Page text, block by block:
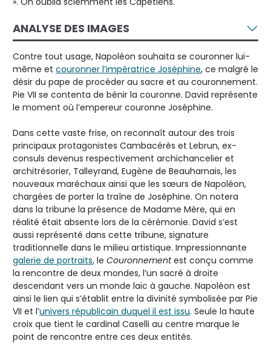
ANALYSE DES IMAGES
Contre tout usage, Napoléon souhaita se couronner lui-
même et couronner l’impératrice Joséphine, ce malgré le
désir du pape de procéder au sacre et au couronnement.
Pie VII se contenta de bénir la couronne. David représente
le moment où l’empereur couronne Joséphine.
Dans cette vaste frise, on reconnaît autour des trois
principaux protagonistes Cambacérès et Lebrun, ex-
consuls devenus respectivement archichancelier et
architrésorier, Talleyrand, Eugène de Beauharnais, les
nouveaux maréchaux ainsi que les sœurs de Napoléon,
chargées de porter la traîne de Joséphine. On notera
dans la tribune la présence de Madame Mère, qui en
réalité était absente lors de la cérémonie. David s’est
aussi représenté dans cette tribune, signature
traditionnelle dans le milieu artistique. Impressionnante
galerie de portraits, le Couronnementest conçu comme
la rencontre de deux mondes, l’un sacré à droite
descendant vers un monde laïc à gauche. Napoléon est
ainsi le lien qui s’établit entre la divinité symbolisée par Pie
VII et l’univers républicain duquel il est issu. Seule la haute
croix que tient le cardinal Caselli au centre marque le
point de rencontre entre ces deux entités.